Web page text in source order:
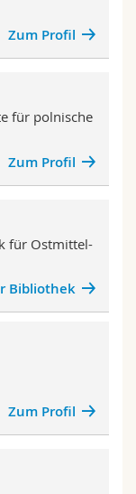
Zum Profil
für polnische
Zum Profil
für Ostmittel-
Bibliothek
Zum Profil